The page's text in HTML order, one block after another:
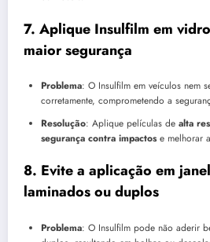
7. Aplique Insulfilm em
maior segurança
Problema: O Insulfilm em veículos nem
corretamente, comprometendo a
Resolução: Aplique películas de alta
segurança contra impactose melhorar
8. Evite a aplicação em
laminados ou duplos
Problema: O Insulfilm pode não aderir